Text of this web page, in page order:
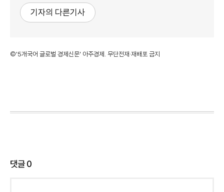
기자의 다른기사
©'5개국어 글로벌 경제신문' 아주경제. 무단전재·재배포 금지
댓글0